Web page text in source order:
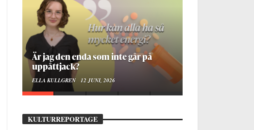
Är jag den enda som inte går på
uppåttjack?
ELLA KULLGREN 12 JUNI, 2026
KULTURREPORTAGE